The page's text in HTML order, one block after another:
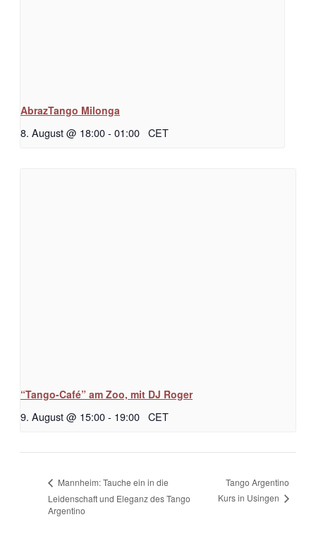
AbrazTango Milonga
8. August @ 18:00- 01:00 CET
“Tango-Café” am Zoo, mit DJ Roger
9. August @ 15:00- 19:00 CET
Mannheim: Tauche ein in die
Leidenschaft und Eleganz des Tango
Argentino
Tango Argentino
Kurs in Usingen